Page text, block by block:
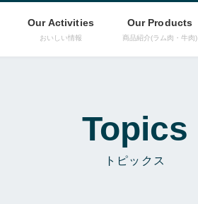
Our Activities
おいしい情報
Our Products
商品紹介(ラム肉・牛肉)
Topics
トピックス